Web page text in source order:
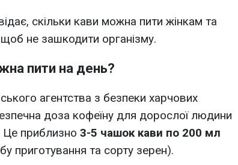
скільки кави можна пити жінкам та
не зашкодити організму.
пити на день?
агентства з безпеки харчових
доза кофеїну для дорослої людини
Це приблизно 3-5 чашок кави по 200 мл
приготування та сорту зерен).